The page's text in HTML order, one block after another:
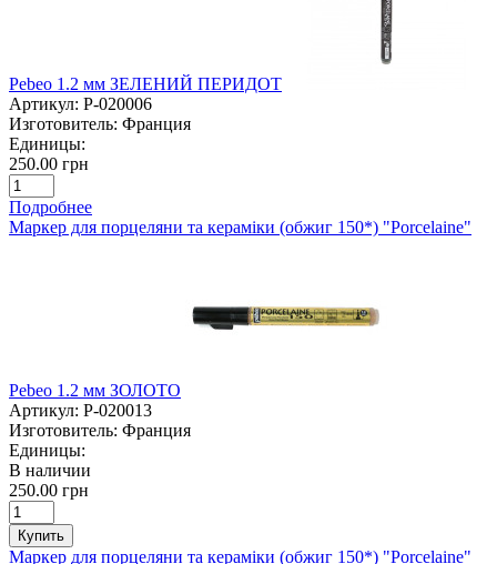
Pebeo 1.2 мм ЗЕЛЕНИЙ ПЕРИДОТ
Артикул: P-020006
Изготовитель: Франция
Единицы:
250.00 грн
Подробнее
Маркер для порцеляни та кераміки (обжиг 150*) "Porcelaine"
Pebeo 1.2 мм ЗОЛОТО
Артикул: P-020013
Изготовитель: Франция
Единицы:
В наличии
250.00 грн
Купить
Маркер для порцеляни та кераміки (обжиг 150*) "Porcelaine"